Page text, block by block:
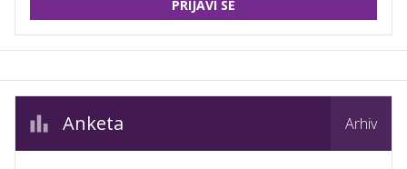
PRIJAVI SE
Anketa Arhiv